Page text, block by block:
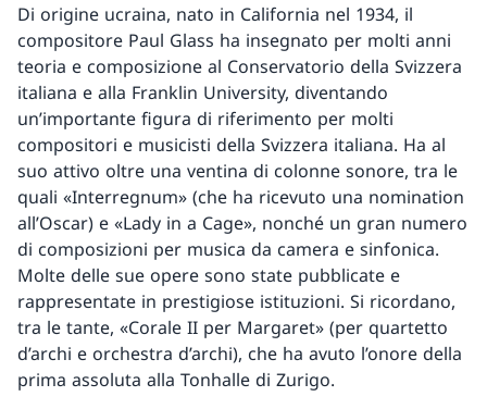
Di origine ucraina, nato in California nel 1934, il
compositore Paul Glass ha insegnato per molti anni
teoria e composizione al Conservatorio della Svizzera
italiana e alla Franklin University, diventando
un’importante figura di riferimento per molti
compositori e musicisti della Svizzera italiana. Ha al
suo attivo oltre una ventina di colonne sonore, tra le
quali «Interregnum» (che ha ricevuto una nomination
all’Oscar) e «Lady in a Cage», nonché un gran numero
di composizioni per musica da camera e sinfonica.
Molte delle sue opere sono state pubblicate e
rappresentate in prestigiose istituzioni. Si ricordano,
tra le tante, «Corale II per Margaret» (per quartetto
d’archi e orchestra d’archi), che ha avuto l’onore della
prima assoluta alla Tonhalle di Zurigo.